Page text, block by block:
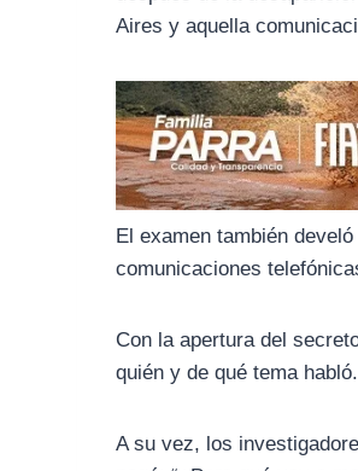
Aires y aquella
El examen también
comunicaciones
Con la apertura del
quién y de qué tema habló.
A su vez, los